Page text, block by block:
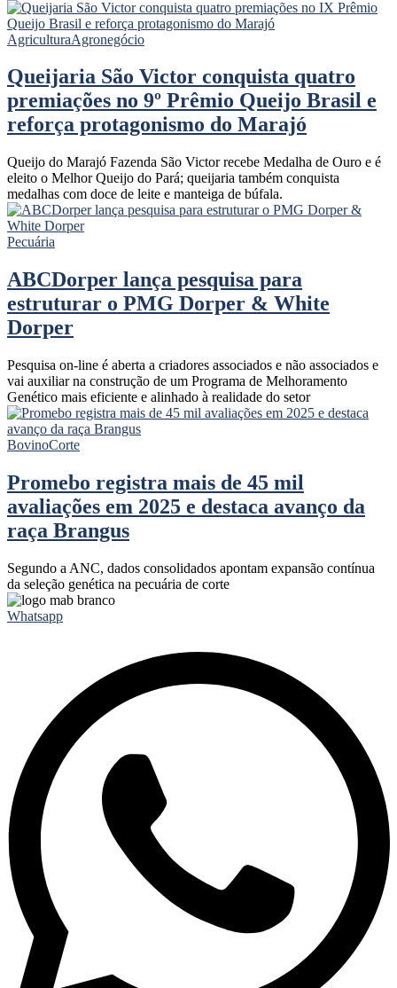
AgriculturaAgronegócio
Queijaria São Victor conquista quatro
premiações no 9º Prêmio Queijo Brasil e
reforça protagonismo do Marajó
Queijo do Marajó Fazenda São Victor recebe Medalha de Ouro e é
eleito o Melhor Queijo do Pará; queijaria também conquista
medalhas com doce de leite e manteiga de búfala.
Pecuária
ABCDorper lança pesquisa para
estruturar o PMG Dorper & White
Dorper
Pesquisa on-line é aberta a criadores associados e não associados e
vai auxiliar na construção de um Programa de Melhoramento
Genético mais eficiente e alinhado à realidade do setor
BovinoCorte
Promebo registra mais de 45 mil
avaliações em 2025 e destaca avanço da
raça Brangus
Segundo a ANC, dados consolidados apontam expansão contínua
da seleção genética na pecuária de corte
Whatsapp